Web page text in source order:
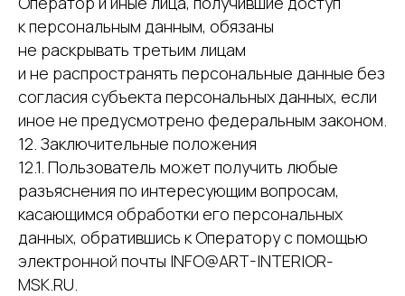
к персональным данным, обязаны
не раскрывать третьим лицам
и не распространять персональные данные без
согласия субъекта персональных данных, если
иное не предусмотрено федеральным законом.
12. Заключительные положения
12.1. Пользователь может получить любые
разъяснения по интересующим вопросам,
касающимся обработки его персональных
данных, обратившись к Оператору с помощью
электронной почты INFO@ART-INTERIOR-
MSK.RU.